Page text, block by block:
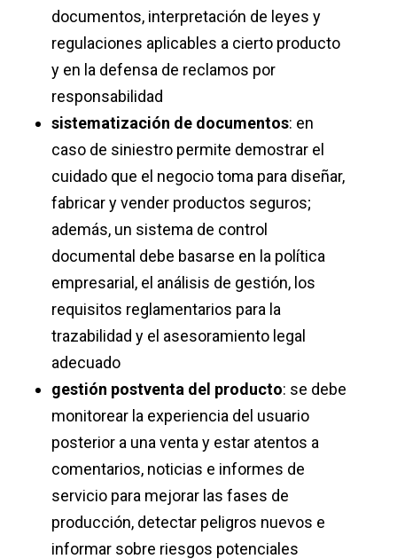
documentos, interpretación de leyes y
regulaciones aplicables a cierto producto
y en la defensa de reclamos por
responsabilidad
sistematización de documentos: en
caso de siniestro permite demostrar el
cuidado que el negocio toma para diseñar,
fabricar y vender productos seguros;
además, un sistema de control
documental debe basarse en la política
empresarial, el análisis de gestión, los
requisitos reglamentarios para la
trazabilidad y el asesoramiento legal
adecuado
gestión postventa del producto: se debe
monitorear la experiencia del usuario
posterior a una venta y estar atentos a
comentarios, noticias e informes de
servicio para mejorar las fases de
producción, detectar peligros nuevos e
informar sobre riesgos potenciales